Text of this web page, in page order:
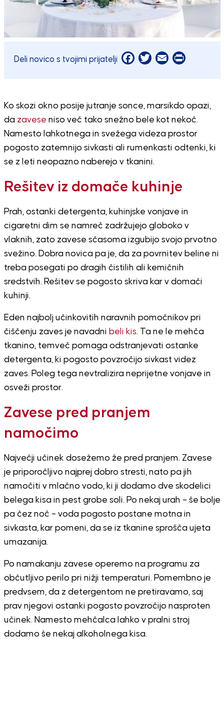
Deli novico s tvojimi prijatelji Facebook
Twitter
EmailPrint
Ko skozi okno posije jutranje sonce, marsikdo opazi,
da zavese niso več tako snežno bele kot nekoč.
Namesto lahkotnega in svežega videza prostor
pogosto zatemnijo sivkasti ali rumenkasti odtenki, ki
se z leti neopazno naberejo v tkanini.
Rešitev iz domače kuhinje
Prah, ostanki detergenta, kuhinjske vonjave in
cigaretni dim se namreč zadržujejo globoko v
vlaknih, zato zavese sčasoma izgubijo svojo prvotno
svežino. Dobra novica pa je, da za povrnitev beline ni
treba posegati po dragih čistilih ali kemičnih
sredstvih. Rešitev se pogosto skriva kar v domači
kuhinji.
Eden najbolj učinkovitih naravnih pomočnikov pri
čiščenju zaves je navadni beli kis. Ta ne le mehča
tkanino, temveč pomaga odstranjevati ostanke
detergenta, ki pogosto povzročijo sivkast videz
zaves. Poleg tega nevtralizira neprijetne vonjave in
osveži prostor.
Zavese pred pranjem
namočimo
Največji učinek dosežemo že pred pranjem. Zavese
je priporočljivo najprej dobro stresti, nato pa jih
namočiti v mlačno vodo, ki ji dodamo dve skodelici
belega kisa in pest grobe soli. Po nekaj urah – še bolje
pa čez noč – voda pogosto postane motna in
sivkasta, kar pomeni, da se iz tkanine sprošča ujeta
umazanija.
Po namakanju zavese operemo na programu za
občutljivo perilo pri nižji temperaturi. Pomembno je
predvsem, da z detergentom ne pretiravamo, saj
prav njegovi ostanki pogosto povzročijo nasproten
učinek. Namesto mehčalca lahko v pralni stroj
dodamo še nekaj alkoholnega kisa.